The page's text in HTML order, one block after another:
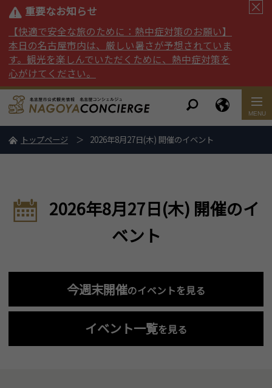
重要なお知らせ
【快適で安全な旅のために：熱中症対策のお願い】
本日の名古屋市内は、厳しい暑さが予想されていま
す。観光を楽しんでいただくために、熱中症対策を
心がけてください。
トップページ 2026年8月27日(木) 開催のイベント
2026年8月27日(木) 開催のイ
ベント
今週末開催のイベントを見る
イベント一覧を見る